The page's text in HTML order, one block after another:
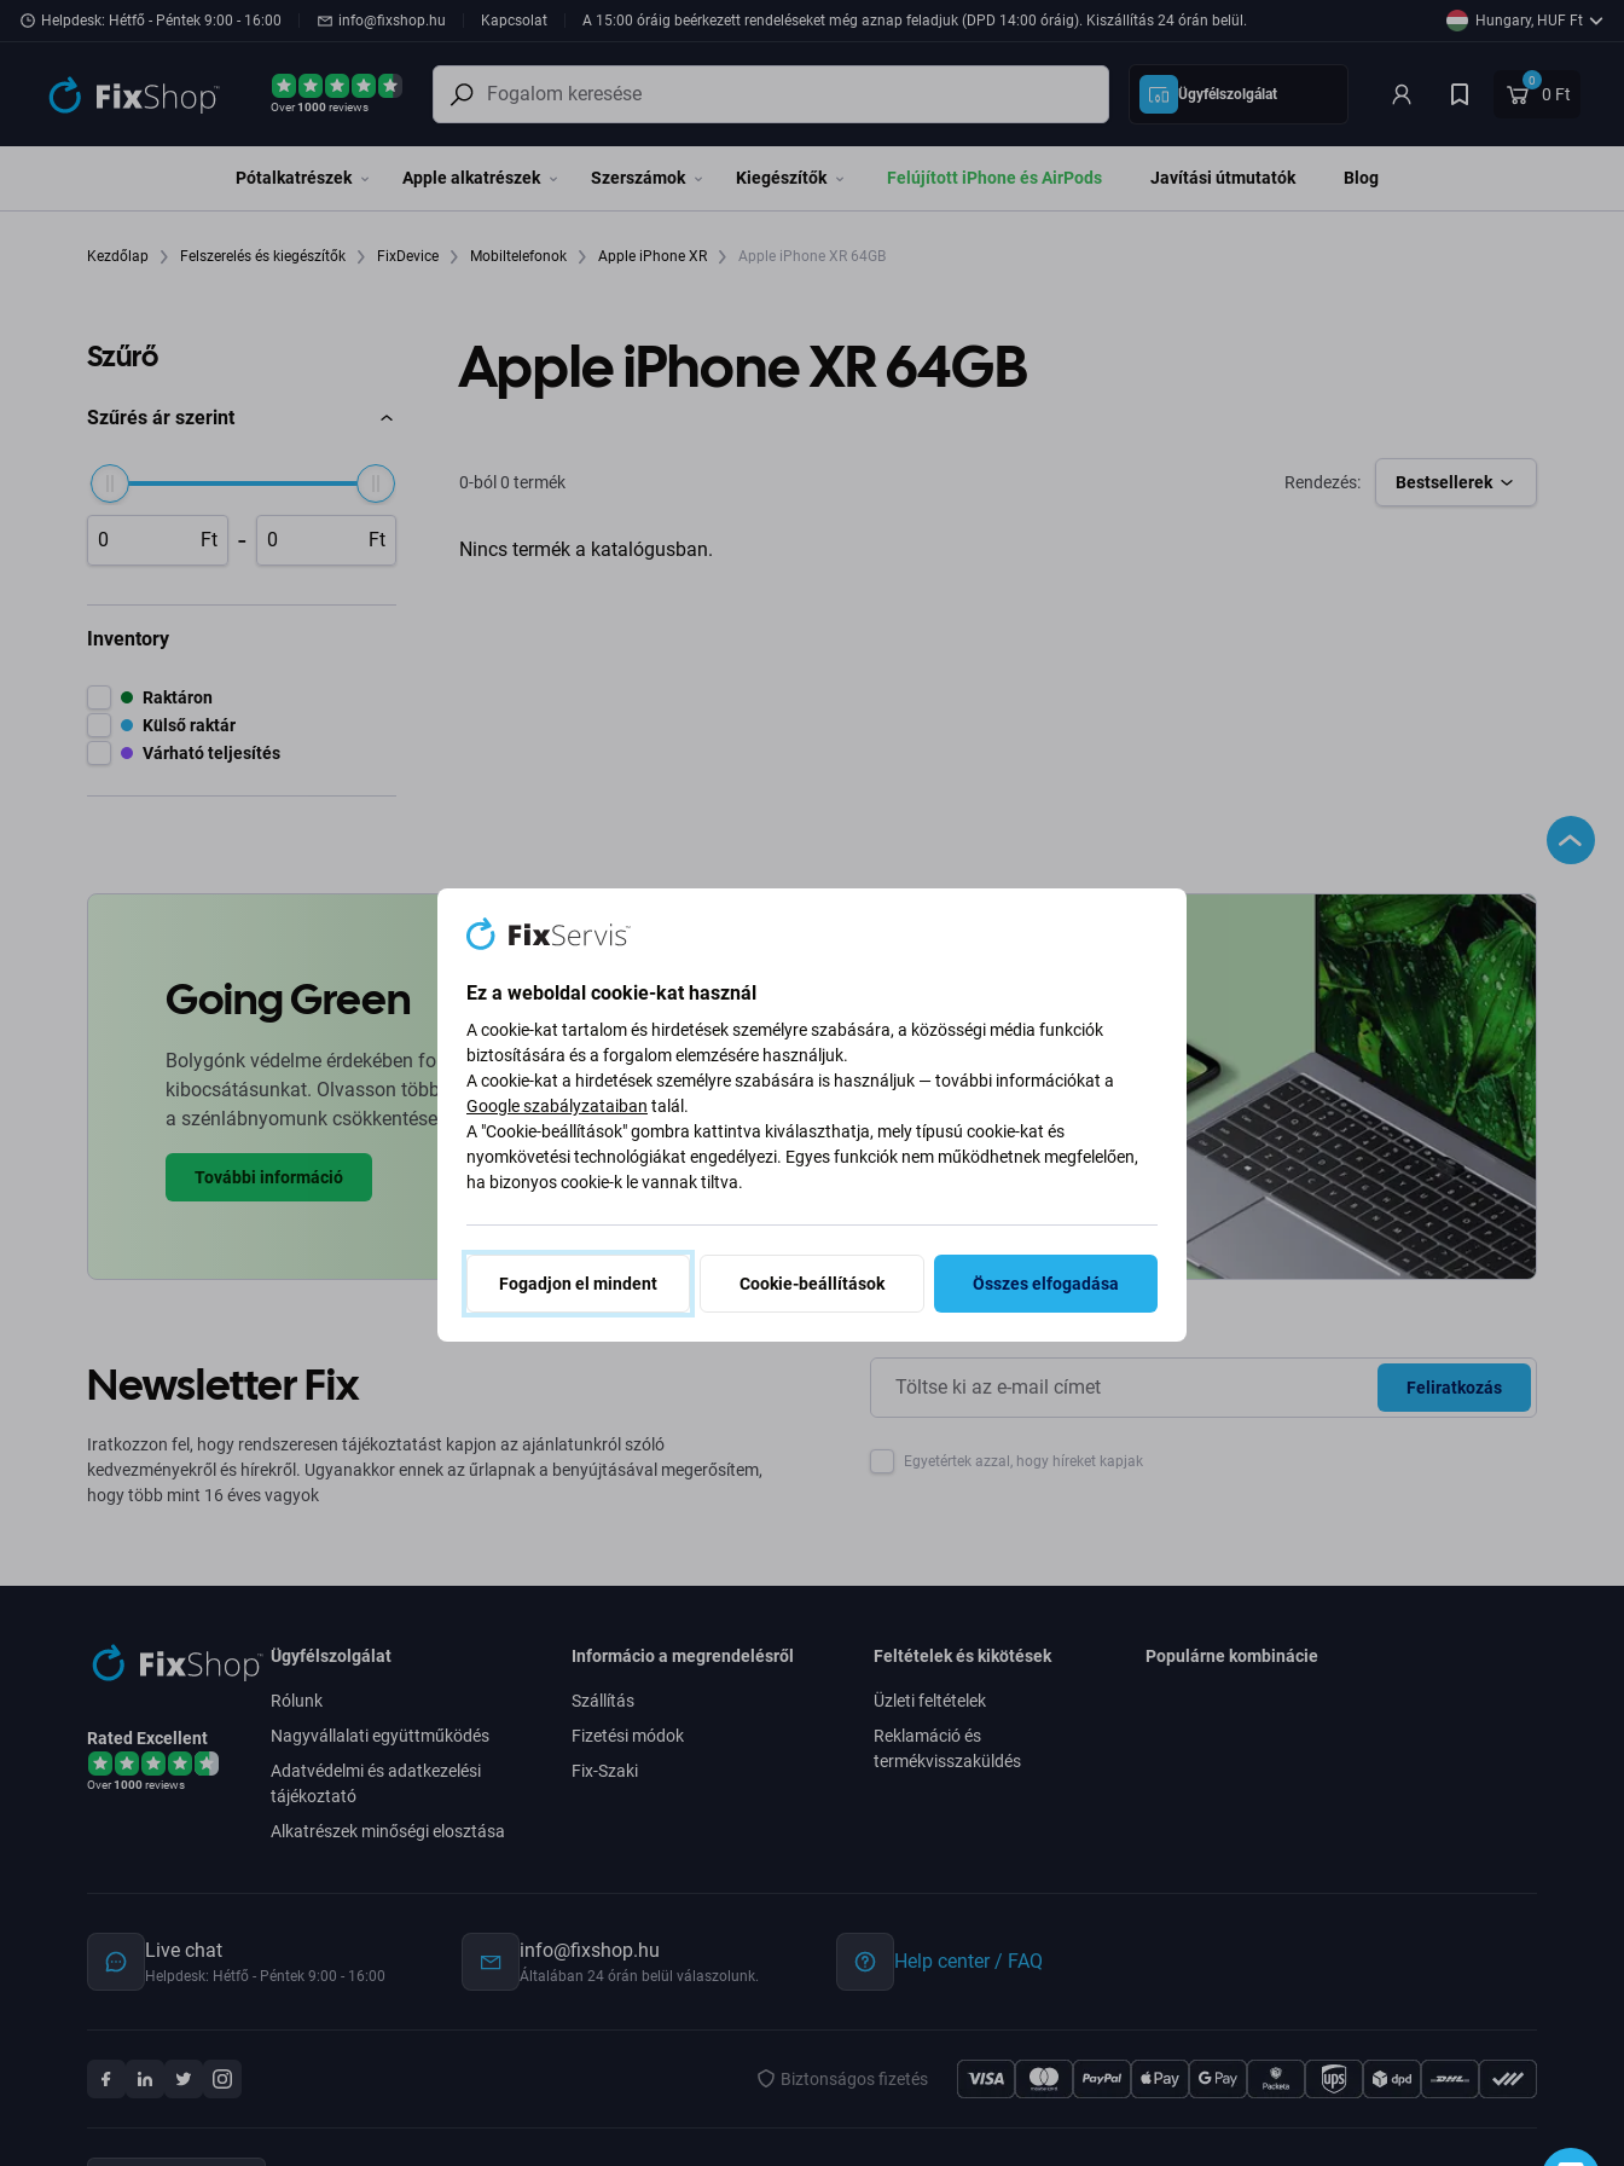
Ugrás az oldal fő részéhez
Helpdesk: Hétfő - Péntek 9:00 - 16:00 info@fixshop.hu Kapcsolat A 15:00 óráig beérkezett rendeléseket még aznap feladjuk (DPD 14:00 óráig). Kiszállítás 24 órán belül. Hungary, HUF Ft
Over1000reviews
Ügyfélszolgálat
0
0 Ft
Pótalkatrészek Apple alkatrészek Szerszámok Kiegészítők Felújított iPhone és AirPods Javítási útmutatók Blog
Kezdőlap Felszerelés és kiegészítők FixDevice Mobiltelefonok Apple iPhone XR Apple iPhone XR 64GB
Szűrő
Szűrés ár szerint
Ft - Ft
Inventory
Raktáron
Külső raktár
Várható teljesítés
Apple iPhone XR 64GB
0-ból 0 termék Rendezés: Bestsellerek
Nincs termék a katalógusban.
Going Green
Bolygónk védelme érdekében folyamatosan javítjuk szén-dioxid-
kibocsátásunkat. Olvasson többet arról, hogyan alakítjuk át folyamatainkat
a szénlábnyomunk csökkentése érdekében.
További információ
Newsletter Fix
Iratkozzon fel, hogy rendszeresen tájékoztatást kapjon az ajánlatunkról szóló
kedvezményekről és hírekről. Ugyanakkor ennek az űrlapnak a benyújtásával megerősítem,
hogy több mint 16 éves vagyok
Feliratkozás
Egyetértek azzal, hogy híreket kapjak
Rated Excellent
Over1000reviews
Ügyfélszolgálat
Rólunk
Nagyvállalati együttműködés
Adatvédelmi és adatkezelési
tájékoztató
Alkatrészek minőségi elosztása
Informácio a megrendelésről
Szállítás
Fizetési módok
Fix-Szaki
Feltételek és kikötések
Üzleti feltételek
Reklamáció és
termékvisszaküldés
Populárne kombinácie
Live chat
Helpdesk: Hétfő - Péntek 9:00 - 16:00
info@fixshop.hu
Általában 24 órán belül válaszolunk.
Help center / FAQ
Biztonságos fizetés
Ez a weboldal cookie-kat használ
A cookie-kat tartalom és hirdetések személyre szabására, a közösségi média funkciók
biztosítására és a forgalom elemzésére használjuk.
A cookie-kat a hirdetések személyre szabására is használjuk — további információkat a
Google szabályzataiban talál.
A "Cookie-beállítások" gombra kattintva kiválaszthatja, mely típusú cookie-kat és
nyomkövetési technológiákat engedélyezi. Egyes funkciók nem működhetnek megfelelően,
ha bizonyos cookie-k le vannak tiltva.
Fogadjon el mindent Cookie-beállítások Összes elfogadása